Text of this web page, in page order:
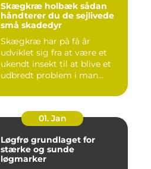
Skægkræ holbæk sådan
håndterer du de sejlivede
små skadedyr
Skægkræ har på få år
udviklet sig fra at være et
ukendt insekt til at blive et
udbredt problem i man...
01. Jan
Løgfrø grundlaget for
stærke og sunde
løgmarker